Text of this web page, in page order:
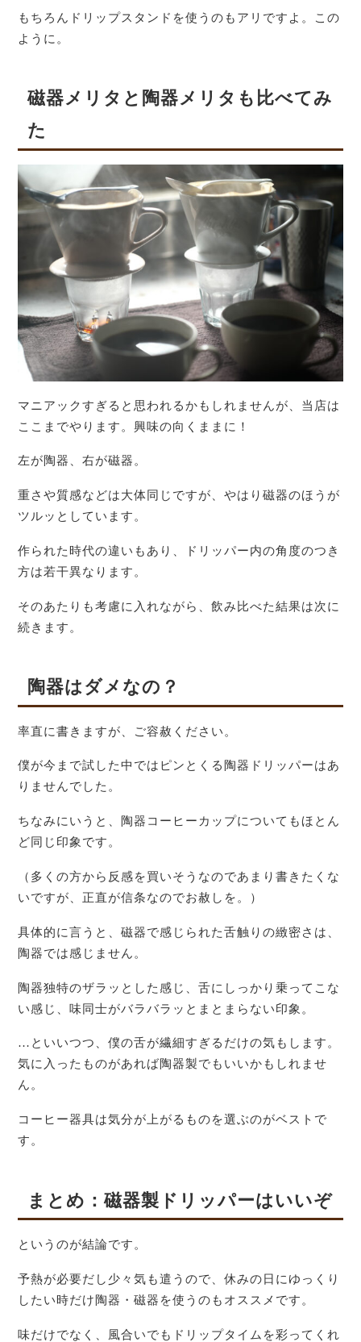
もちろんドリップスタンドを使うのもアリですよ。この
ように。
磁器メリタと陶器メリタも比べてみ
た
マニアックすぎると思われるかもしれませんが、当店は
ここまでやります。興味の向くままに！
左が陶器、右が磁器。
重さや質感などは大体同じですが、やはり磁器のほうが
ツルッとしています。
作られた時代の違いもあり、ドリッパー内の角度のつき
方は若干異なります。
そのあたりも考慮に入れながら、飲み比べた結果は次に
続きます。
陶器はダメなの？
率直に書きますが、ご容赦ください。
僕が今まで試した中ではピンとくる陶器ドリッパーはあ
りませんでした。
ちなみにいうと、陶器コーヒーカップについてもほとん
ど同じ印象です。
（多くの方から反感を買いそうなのであまり書きたくな
いですが、正直が信条なのでお赦しを。）
具体的に言うと、磁器で感じられた舌触りの緻密さは、
陶器では感じません。
陶器独特のザラッとした感じ、舌にしっかり乗ってこな
い感じ、味同士がバラバラッとまとまらない印象。
…といいつつ、僕の舌が繊細すぎるだけの気もします。
気に入ったものがあれば陶器製でもいいかもしれませ
ん。
コーヒー器具は気分が上がるものを選ぶのがベストで
す。
まとめ：磁器製ドリッパーはいいぞ
というのが結論です。
予熱が必要だし少々気も遣うので、休みの日にゆっくり
したい時だけ陶器・磁器を使うのもオススメです。
味だけでなく、風合いでもドリップタイムを彩ってくれ